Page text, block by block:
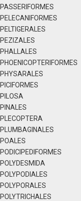
PASSERIFORMES
PELECANIFORMES
PELTIGERALES
PEZIZALES
PHALLALES
PHOENICOPTERIFORMES
PHYSARALES
PICIFORMES
PILOSA
PINALES
PLECOPTERA
PLUMBAGINALES
POALES
PODICIPEDIFORMES
POLYDESMIDA
POLYPODIALES
POLYPORALES
POLYTRICHALES